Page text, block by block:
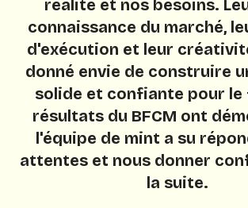
réalité et nos besoins.
connaissance du marché,
d'exécution et leur
donné envie de construire
solide et confiante pour le
résultats du BFCM ont
l'équipe de mint a su
attentes et nous donner
la suite.